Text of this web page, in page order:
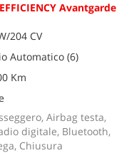
Avantgarde
204 CV
Automatico (6)
Km
Airbag testa,
digitale, Bluetooth,
Chiusura